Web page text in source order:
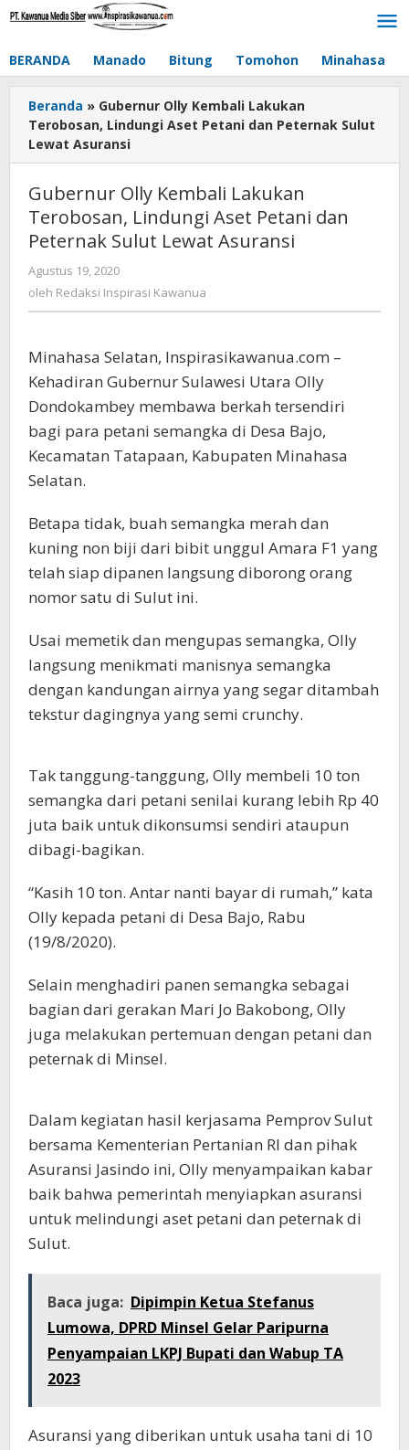
Lewati
BERANDA Manado Bitung Tomohon Minahasa
Beranda » Gubernur Olly Kembali Lakukan
Terobosan, Lindungi Aset Petani dan Peternak Sulut
Lewat Asuransi
Gubernur Olly Kembali Lakukan
Terobosan, Lindungi Aset Petani dan
Peternak Sulut Lewat Asuransi
Agustus 19, 2020
Redaksi
oleh Redaksi Inspirasi Kawanua
Minahasa Selatan, Inspirasikawanua.com –
Kehadiran Gubernur Sulawesi Utara Olly
Dondokambey membawa berkah tersendiri
bagi para petani semangka di Desa Bajo,
Kecamatan Tatapaan, Kabupaten Minahasa
Selatan.
Betapa tidak, buah semangka merah dan
kuning non biji dari bibit unggul Amara F1 yang
telah siap dipanen langsung diborong orang
nomor satu di Sulut ini.
Usai memetik dan mengupas semangka, Olly
langsung menikmati manisnya semangka
dengan kandungan airnya yang segar ditambah
tekstur dagingnya yang semi crunchy.
Tak tanggung-tanggung, Olly membeli 10 ton
semangka dari petani senilai kurang lebih Rp 40
juta baik untuk dikonsumsi sendiri ataupun
dibagi-bagikan.
“Kasih 10 ton. Antar nanti bayar di rumah,” kata
Olly kepada petani di Desa Bajo, Rabu
(19/8/2020).
Selain menghadiri panen semangka sebagai
bagian dari gerakan Mari Jo Bakobong, Olly
juga melakukan pertemuan dengan petani dan
peternak di Minsel.
Dalam kegiatan hasil kerjasama Pemprov Sulut
bersama Kementerian Pertanian RI dan pihak
Asuransi Jasindo ini, Olly menyampaikan kabar
baik bahwa pemerintah menyiapkan asuransi
untuk melindungi aset petani dan peternak di
Sulut.
Baca juga: Dipimpin Ketua Stefanus
Lumowa, DPRD Minsel Gelar Paripurna
Penyampaian LKPJ Bupati dan Wabup TA
2023
Asuransi yang diberikan untuk usaha tani di 10